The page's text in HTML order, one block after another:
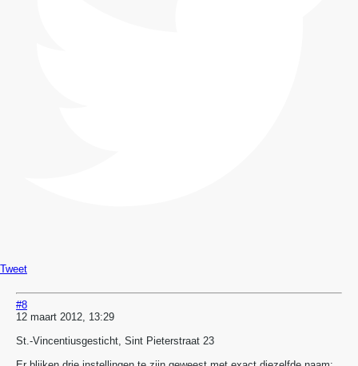
Tweet
#8
12 maart 2012, 13:29
St.-Vincentiusgesticht, Sint Pieterstraat 23